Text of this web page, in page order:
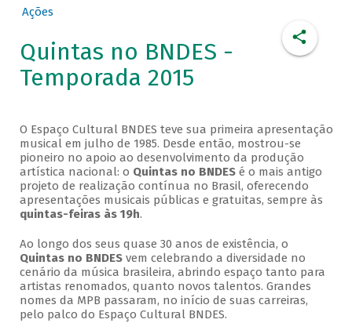
Ações
Quintas no BNDES -
Temporada 2015
O Espaço Cultural BNDES teve sua primeira apresentação
musical em julho de 1985. Desde então, mostrou-se
pioneiro no apoio ao desenvolvimento da produção
artística nacional: o Quintas no BNDESé o mais antigo
projeto de realização contínua no Brasil, oferecendo
apresentações musicais públicas e gratuitas, sempre às
quintas-feiras às 19h.
Ao longo dos seus quase 30 anos de existência, o
Quintas no BNDESvem celebrando a diversidade no
cenário da música brasileira, abrindo espaço tanto para
artistas renomados, quanto novos talentos. Grandes
nomes da MPB passaram, no início de suas carreiras,
pelo palco do Espaço Cultural BNDES.